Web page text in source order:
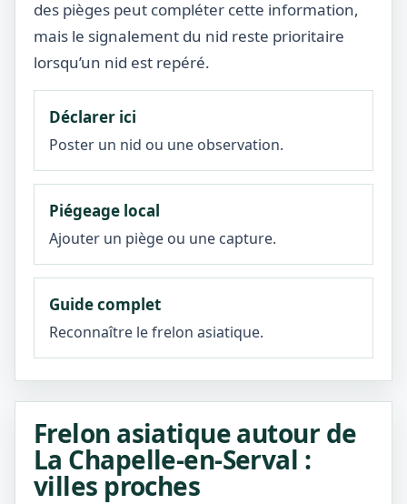
des pièges peut compléter cette information,
mais le signalement du nid reste prioritaire
lorsqu’un nid est repéré.
Déclarer ici
Poster un nid ou une observation.
Piégeage local
Ajouter un piège ou une capture.
Guide complet
Reconnaître le frelon asiatique.
Frelon asiatique autour de
La Chapelle-en-Serval :
villes proches